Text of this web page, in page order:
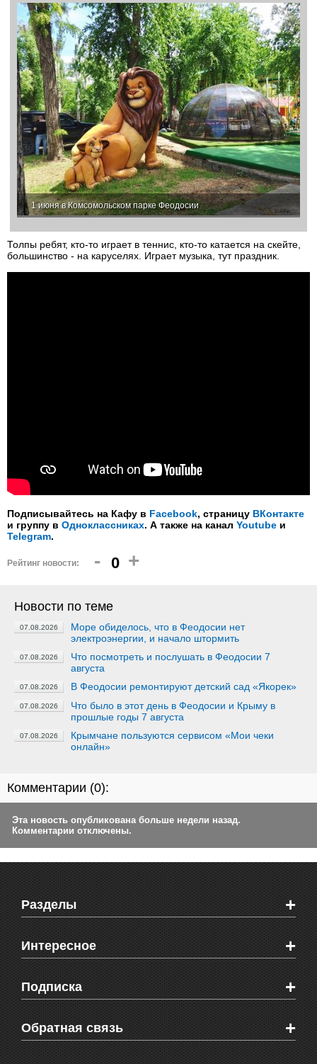
1 июня в Комсомольском парке Феодосии
Толпы ребят, кто-то играет в теннис, кто-то катается на скейте,
большинство - на каруселях. Играет музыка, тут праздник.
Подписывайтесь на Кафу в Facebook, страницу ВКонтакте
и группу в Одноклассниках. А также на канал Youtube и
Telegram.
Рейтинг новости: - 0 +
Новости по теме
07.08.2026
Море обиделось, что в Феодосии нет
электроэнергии, и начало штормить
07.08.2026
Что посмотреть и послушать в Феодосии 7
августа
07.08.2026 В Феодосии ремонтируют детский сад «Якорек»
07.08.2026
Что было в этот день в Феодосии и Крыму в
прошлые годы 7 августа
07.08.2026
Крымчане пользуются сервисом «Мои чеки
онлайн»
Комментарии (0):
Эта новость опубликована больше недели назад.
Комментарии отключены.
Разделы +
Новости Феодосии
Новости Крыма
Мировые новости
Объявления
Здоровье
СМС мнения читателей
Интересное +
Видео о Феодосии
Веб-камеры Феодосии
Блоги феодосийцев
Школы Феодосии
Подписка +
Печатная версия газеты "Кафа"
RSS
Обратная связь +
Рекламодателям